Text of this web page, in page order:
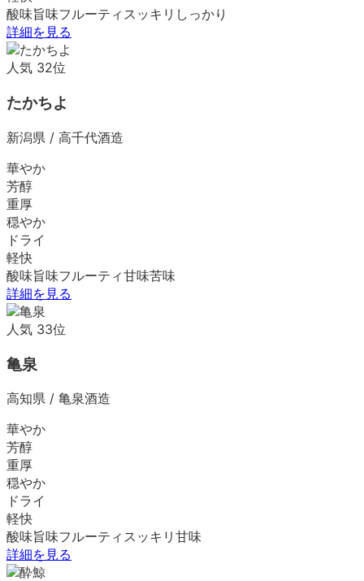
酸味旨味フルーティ スッキリ しっかり
詳細を見る
人気 32位
たかちよ
新潟県 / 高千代酒造
華やか
芳醇
重厚
穏やか
ドライ
軽快
酸味旨味フルーティ甘味苦味
詳細を見る
人気 33位
亀泉
高知県 / 亀泉酒造
華やか
芳醇
重厚
穏やか
ドライ
軽快
酸味旨味フルーティ スッキリ 甘味
詳細を見る